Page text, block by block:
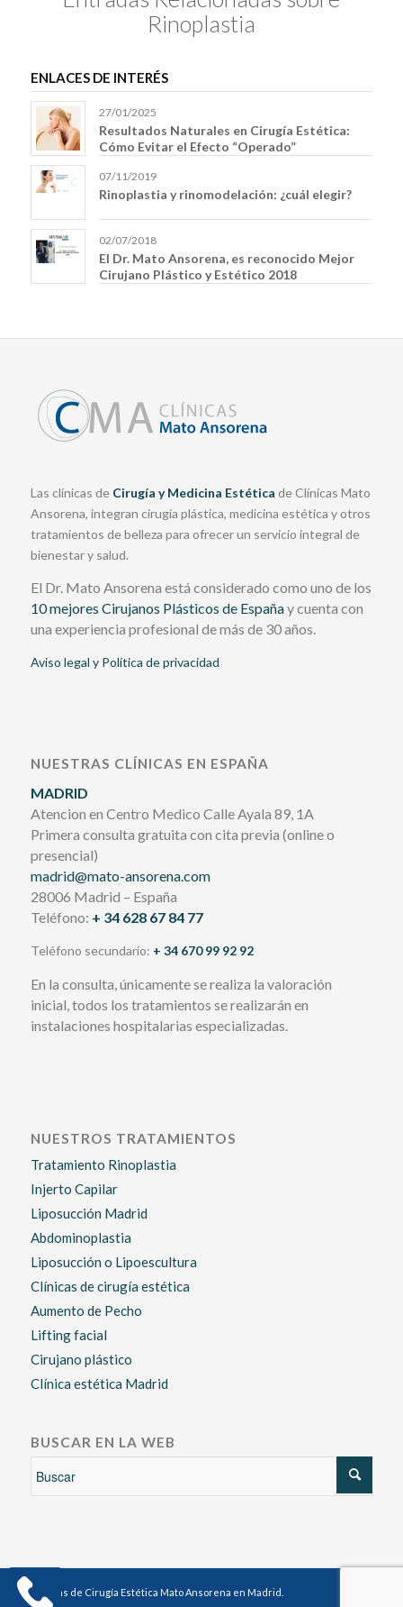
Rinoplastia
ENLACES DE INTERÉS
27/01/2025
Resultados Naturales en Cirugía Estética:
Cómo Evitar el Efecto “Operado”
07/11/2019
Rinoplastia y rinomodelación: ¿cuál elegir?
02/07/2018
El Dr. Mato Ansorena, es reconocido Mejor
Cirujano Plástico y Estético 2018
Las clínicas de Cirugía y Medicina Estética de Clínicas Mato
Ansorena, integran cirugía plástica, medicina estética y otros
tratamientos de belleza para ofrecer un servicio integral de
bienestar y salud.
El Dr. Mato Ansorena está considerado como uno de los
10 mejores Cirujanos Plásticos de Españay cuenta con
una experiencia profesional de más de 30 años.
Aviso legal y Política de privacidad
NUESTRAS CLÍNICAS EN ESPAÑA
MADRID
Atencion en Centro Medico Calle Ayala 89, 1A
Primera consulta gratuita con cita previa (online o
presencial)
madrid@mato-ansorena.com
28006 Madrid – España
Teléfono: + 34 628 67 84 77
Teléfono secundario: + 34 670 99 92 92
En la consulta, únicamente se realiza la valoración
inicial, todos los tratamientos se realizarán en
instalaciones hospitalarias especializadas.
NUESTROS TRATAMIENTOS
Tratamiento Rinoplastia
Injerto Capilar
Liposucción Madrid
Abdominoplastia
Liposucción o Lipoescultura
Clínicas de cirugía estética
Aumento de Pecho
Lifting facial
Cirujano plástico
Clínica estética Madrid
BUSCAR EN LA WEB
Clínicas de Cirugía Estética Mato Ansorena en Madrid.